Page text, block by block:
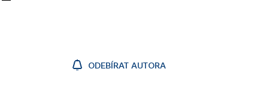
ODEBÍRAT AUTORA